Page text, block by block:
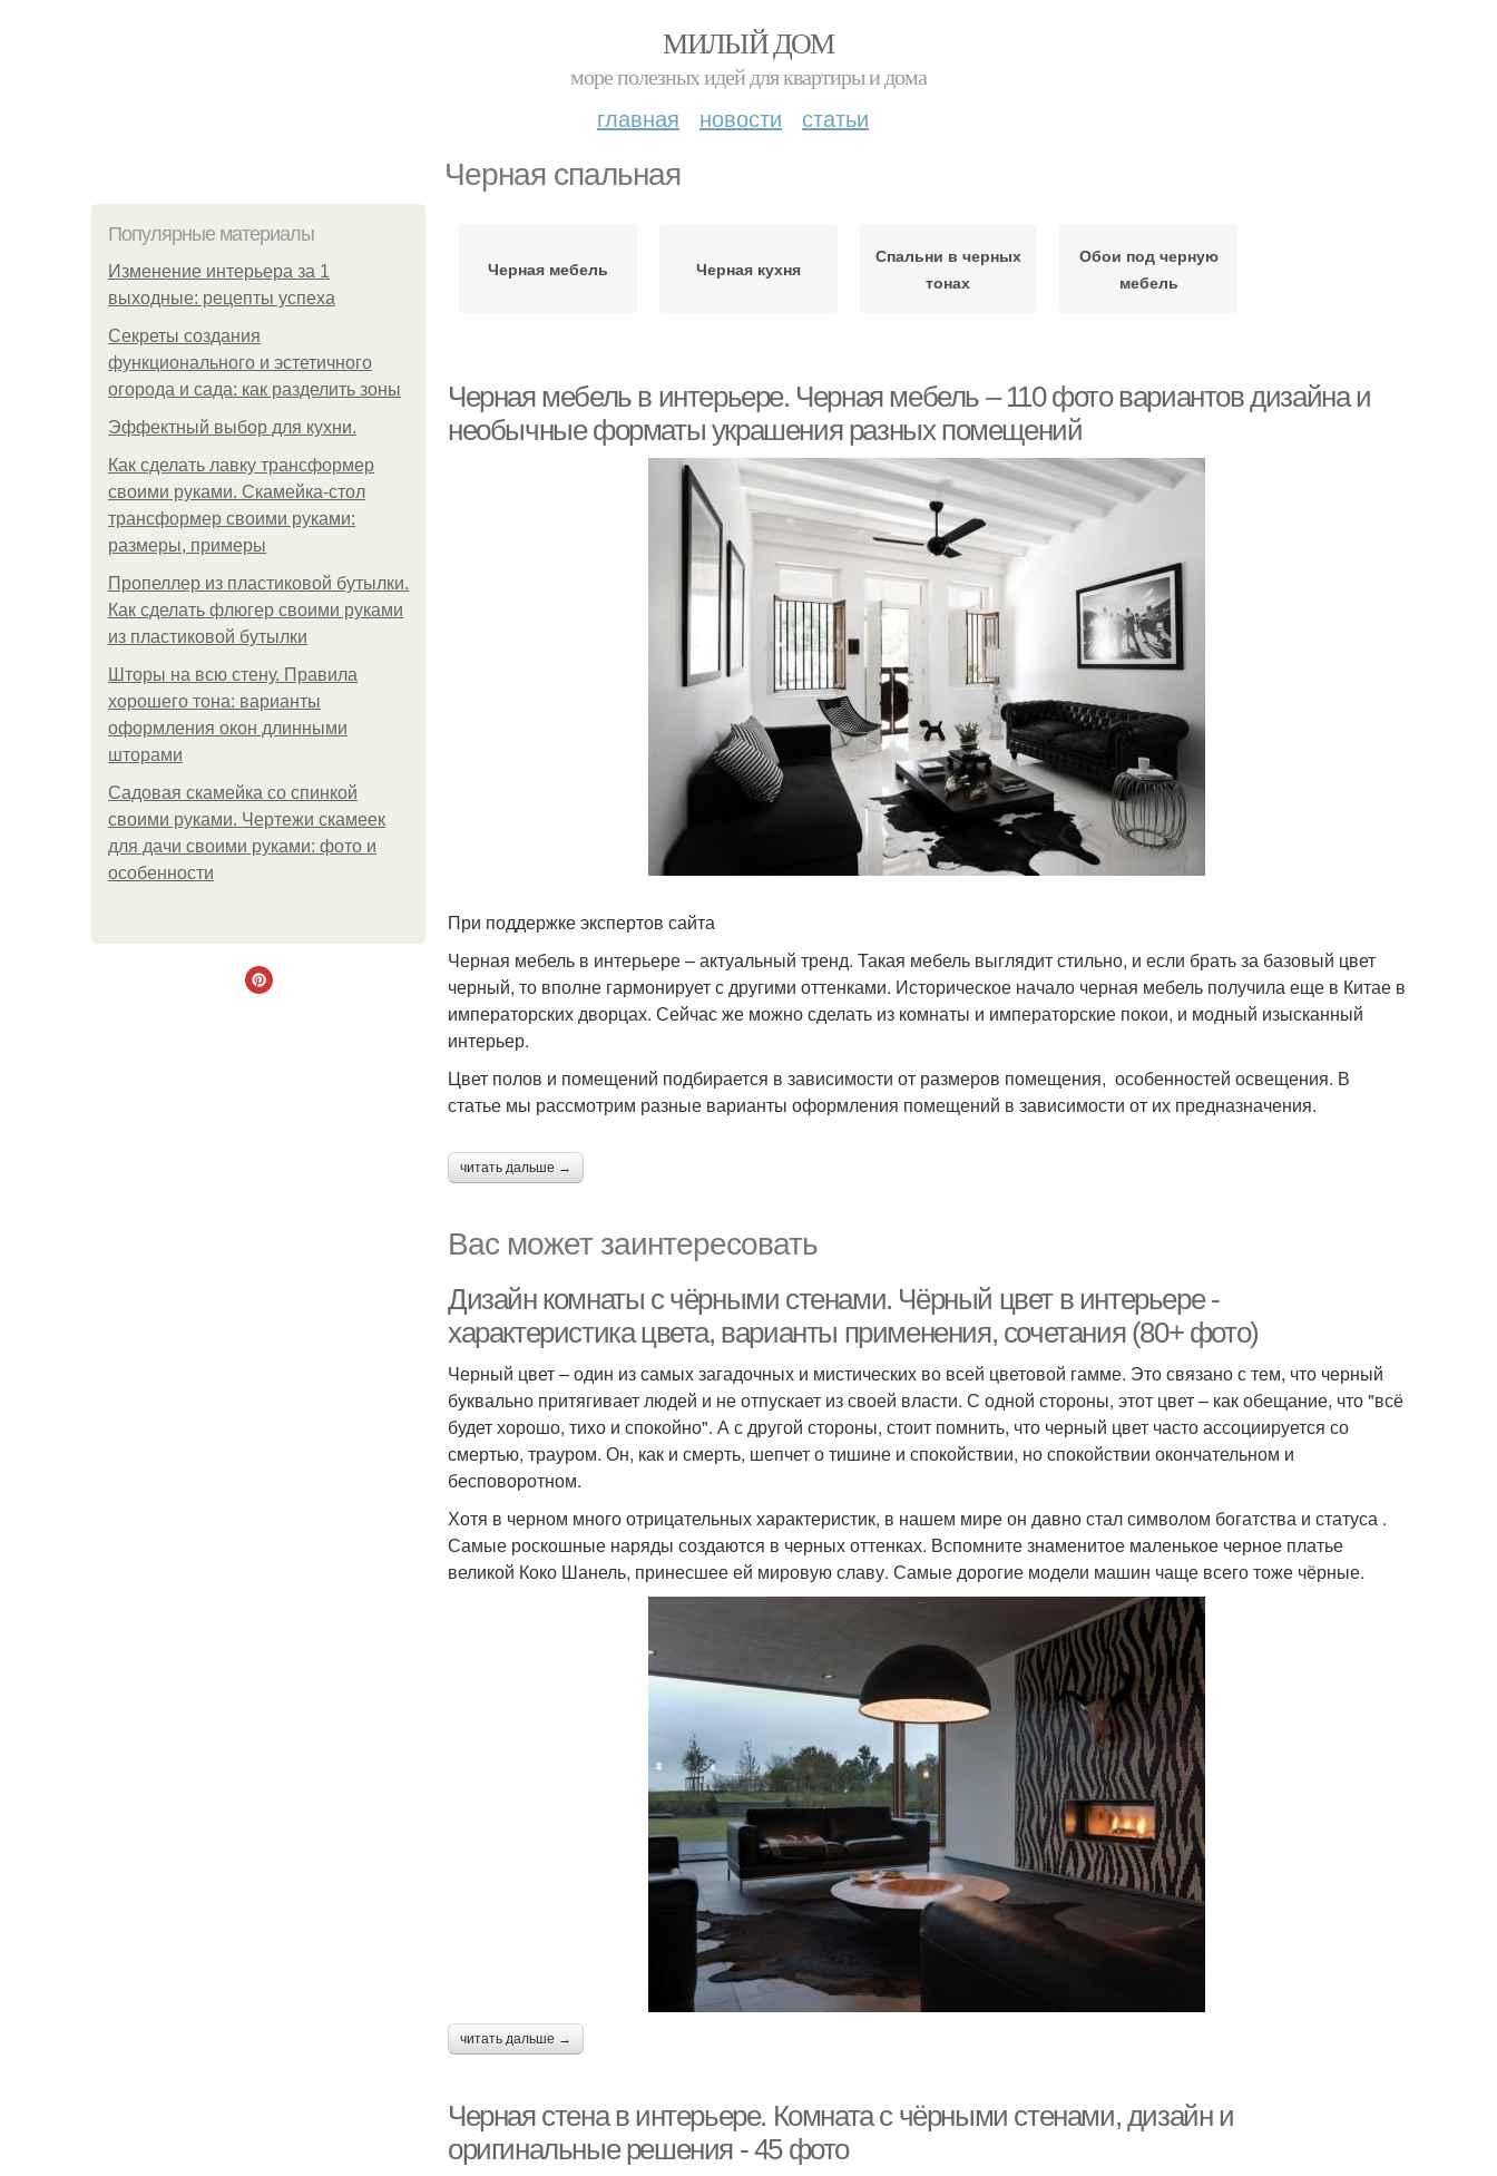
МИЛЫЙ ДОМ
море полезных идей для квартиры и дома
главная новости статьи
Черная спальная
Популярные материалы
Изменение интерьера за 1
выходные: рецепты успеха
Секреты создания
функционального и эстетичного
огорода и сада: как разделить зоны
Эффектный выбор для кухни.
Как сделать лавку трансформер
своими руками. Скамейка-стол
трансформер своими руками:
размеры, примеры
Пропеллер из пластиковой бутылки.
Как сделать флюгер своими руками
из пластиковой бутылки
Шторы на всю стену. Правила
хорошего тона: варианты
оформления окон длинными
шторами
Садовая скамейка со спинкой
своими руками. Чертежи скамеек
для дачи своими руками: фото и
особенности
Черная мебель Черная кухня
Спальни в черных
тонах
Обои под черную
мебель
Черная мебель в интерьере. Черная мебель – 110 фото вариантов дизайна и
необычные форматы украшения разных помещений
При поддержке экспертов сайта
Черная мебель в интерьере – актуальный тренд. Такая мебель выглядит стильно, и если брать за базовый цвет
черный, то вполне гармонирует с другими оттенками. Историческое начало черная мебель получила еще в Китае в
императорских дворцах. Сейчас же можно сделать из комнаты и императорские покои, и модный изысканный
интерьер.
Цвет полов и помещений подбирается в зависимости от размеров помещения, особенностей освещения. В
статье мы рассмотрим разные варианты оформления помещений в зависимости от их предназначения.
читать дальше →
Вас может заинтересовать
Дизайн комнаты с чёрными стенами. Чёрный цвет в интерьере -
характеристика цвета, варианты применения, сочетания (80+ фото)
Черный цвет – один из самых загадочных и мистических во всей цветовой гамме. Это связано с тем, что черный
буквально притягивает людей и не отпускает из своей власти. С одной стороны, этот цвет – как обещание, что "всё
будет хорошо, тихо и спокойно". А с другой стороны, стоит помнить, что черный цвет часто ассоциируется со
смертью, трауром. Он, как и смерть, шепчет о тишине и спокойствии, но спокойствии окончательном и
бесповоротном.
Хотя в черном много отрицательных характеристик, в нашем мире он давно стал символом богатства и статуса .
Самые роскошные наряды создаются в черных оттенках. Вспомните знаменитое маленькое черное платье
великой Коко Шанель, принесшее ей мировую славу. Самые дорогие модели машин чаще всего тоже чёрные.
читать дальше →
Черная стена в интерьере. Комната с чёрными стенами, дизайн и
оригинальные решения - 45 фото